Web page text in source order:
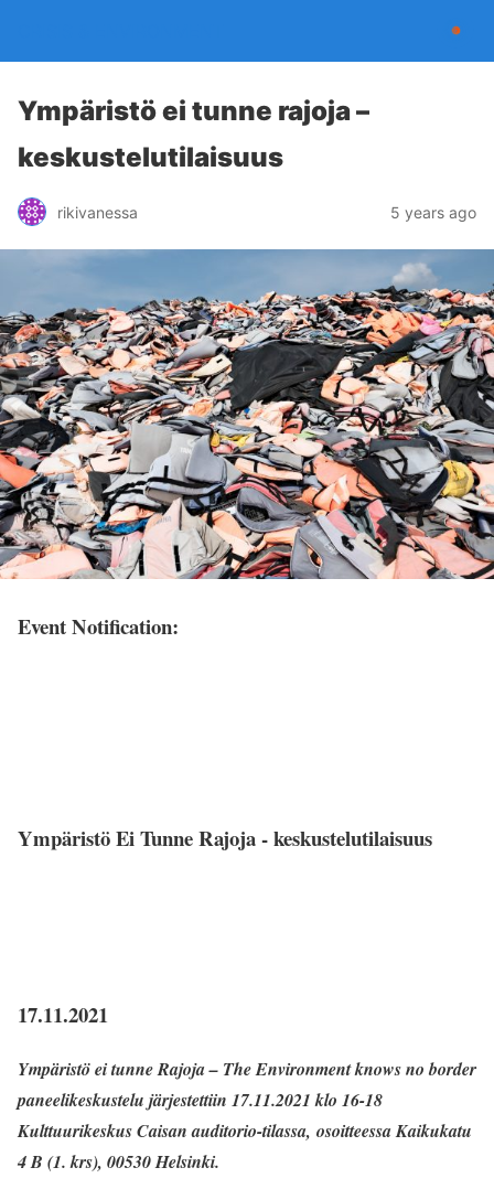
Ympäristö ei tunne rajoja –
keskustelutilaisuus
rikivanessa 5 years ago
Event Notification:
Ympäristö Ei Tunne Rajoja - keskustelutilaisuus
17.11.2021
Ympäristö ei tunne Rajoja – The Environment knows no border
paneelikeskustelu järjestettiin 17.11.2021 klo 16-18
Kulttuurikeskus Caisan auditorio-tilassa, osoitteessa Kaikukatu
4 B (1. krs), 00530 Helsinki.